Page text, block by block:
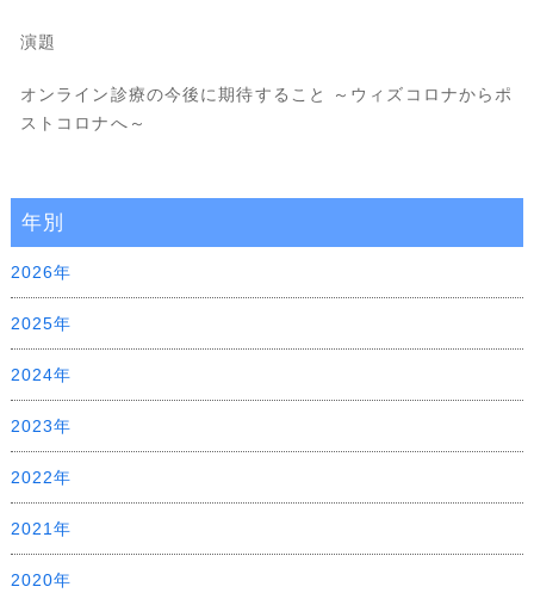
演題
オンライン診療の今後に期待すること ～ウィズコロナからポ
ストコロナへ～
年別
2026年
2025年
2024年
2023年
2022年
2021年
2020年